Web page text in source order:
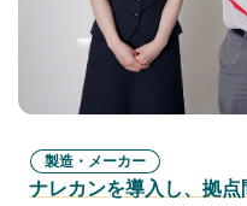
製造・メーカー
ナレカンを導入し、拠